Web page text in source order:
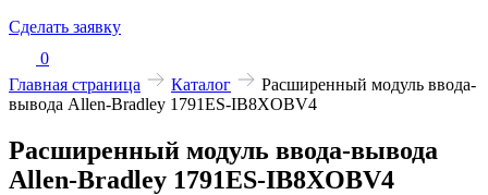
Сделать заявку
0
Главная страница
Каталог
Расширенный модуль ввода-
вывода Allen-Bradley 1791ES-IB8XOBV4
Расширенный модуль ввода-вывода
Allen-Bradley 1791ES-IB8XOBV4